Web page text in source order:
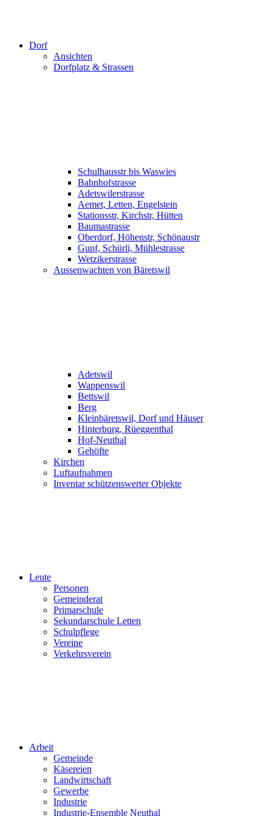
Dorf
Ansichten
Dorfplatz & Strassen
Schulhausstr bis Waswies
Bahnhofstrasse
Adetswilerstrasse
Aemet, Letten, Engelstein
Stationsstr, Kirchstr, Hütten
Baumastrasse
Oberdorf, Höhenstr, Schönaustr
Gupf, Schürli, Mühlestrasse
Wetzikerstrasse
Aussenwachten von Bäretswil
Adetswil
Wappenswil
Bettswil
Berg
Kleinbäretswil, Dorf und Häuser
Hinterburg, Rüeggenthal
Hof-Neuthal
Gehöfte
Kirchen
Luftaufnahmen
Inventar schützenswerter Objekte
Leute
Personen
Gemeinderat
Primarschule
Sekundarschule Letten
Schulpflege
Vereine
Verkehrsverein
Arbeit
Gemeinde
Käsereien
Landwirtschaft
Gewerbe
Industrie
Industrie-Ensemble Neuthal